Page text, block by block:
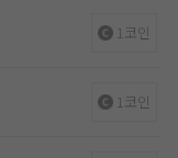
1코인
1코인